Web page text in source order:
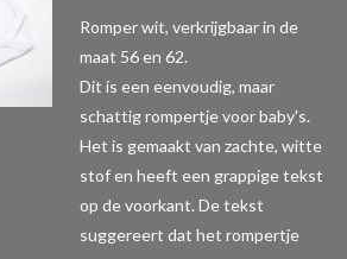
Romper wit, verkrijgbaar in de
maat 56 en 62.
Dit is een eenvoudig, maar
schattig rompertje voor baby's.
Het is gemaakt van zachte, witte
stof en heeft een grappige tekst
op de voorkant. De tekst
suggereert dat het rompertje